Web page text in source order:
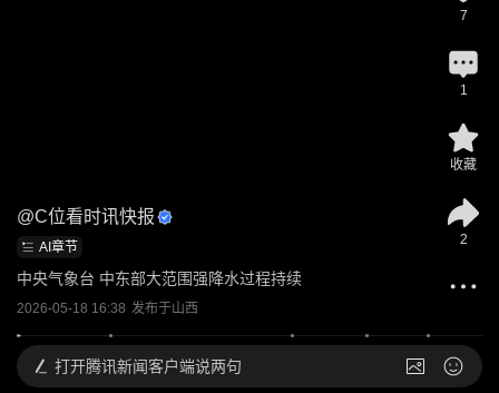
@C位看时讯快报
AI章节
中央气象台 中东部大范围强降水过程持续
2026-05-18 16:38 发布于山西
7
1
收藏
2
打开腾讯新闻客户端说两句